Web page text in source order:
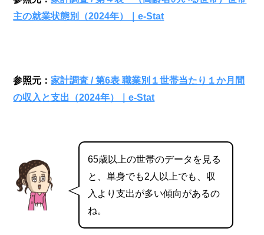
主の就業状態別（2024年）｜e-Stat
参照元：家計調査 / 第6表 職業別１世帯当たり１か月間
の収入と支出（2024年）｜e-Stat
65歳以上の世帯のデータを見る
と、単身でも2人以上でも、収
入より支出が多い傾向があるの
ね。